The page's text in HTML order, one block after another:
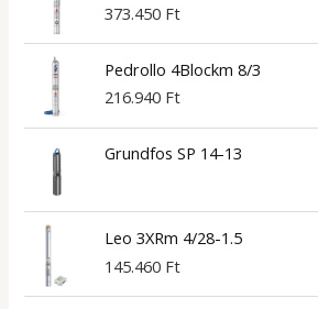
373.450 Ft
Pedrollo 4Blockm 8/3
216.940 Ft
Grundfos SP 14-13
Leo 3XRm 4/28-1.5
145.460 Ft